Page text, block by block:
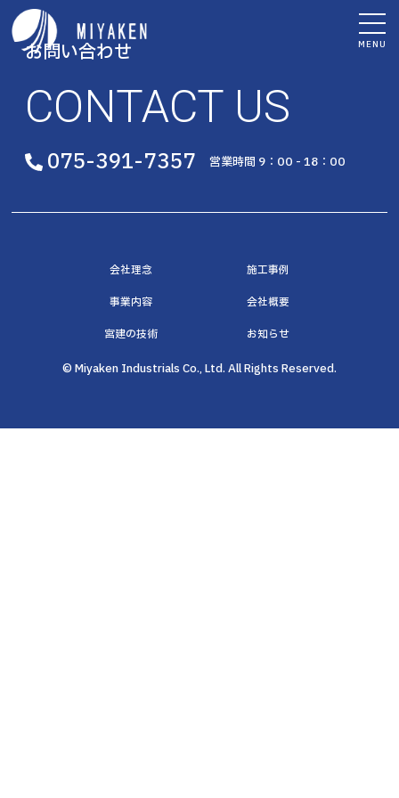
MENU
お問い合わせ
CONTACT US
075-391-7357 営業時間 9：00 - 18：00
会社理念 施工事例
事業内容 会社概要
宮建の技術 お知らせ
© Miyaken Industrials Co., Ltd. All Rights Reserved.